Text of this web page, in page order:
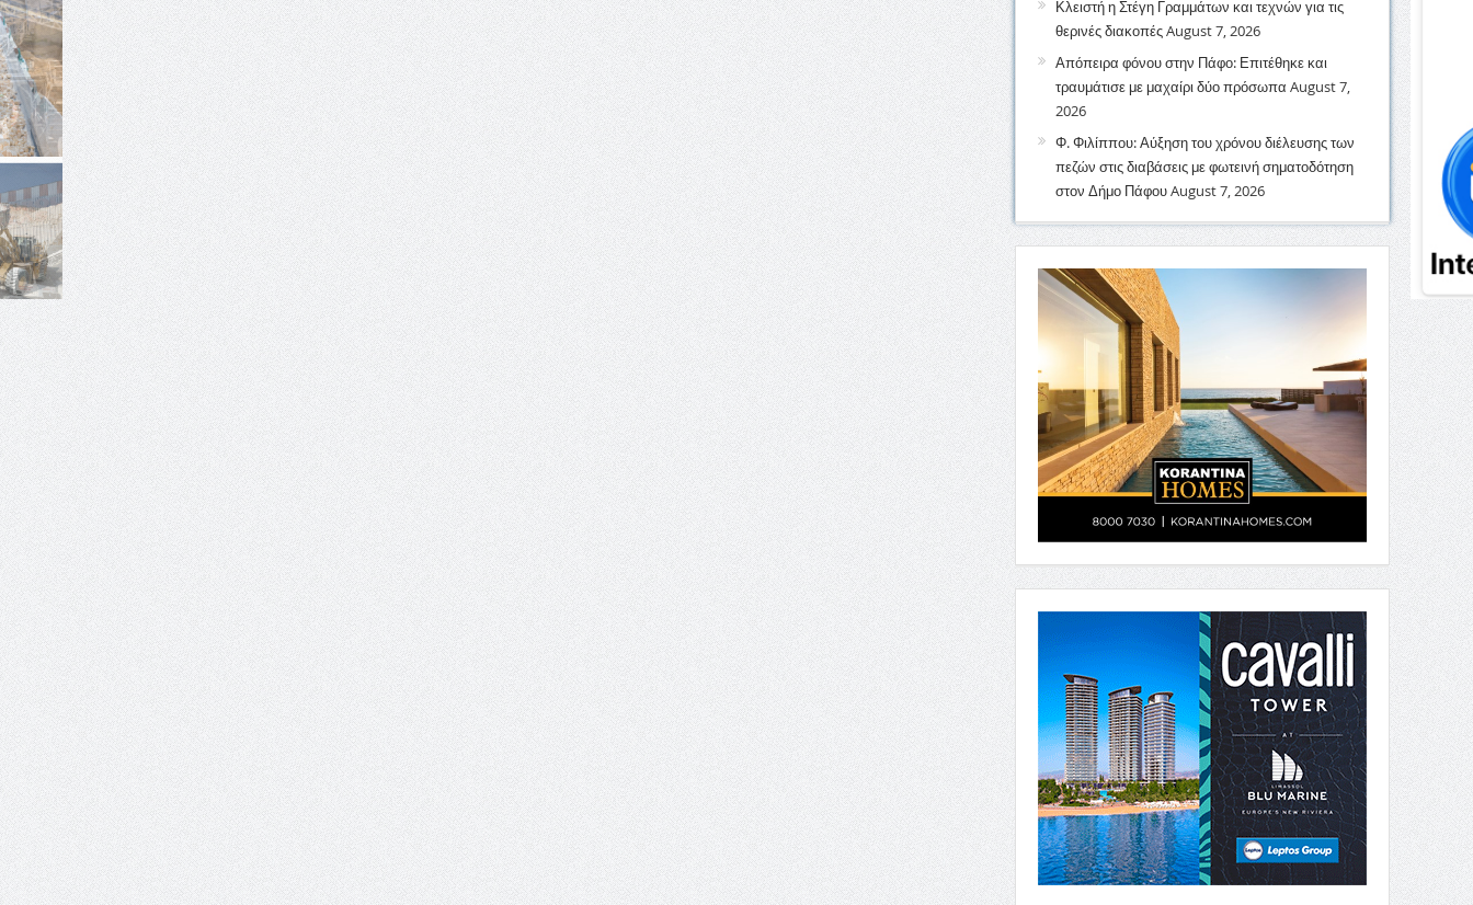
Κλειστή η Στέγη Γραμμάτων και τεχνών για τις
θερινές διακοπέςAugust 7, 2026
Απόπειρα φόνου στην Πάφο: Επιτέθηκε και
τραυμάτισε με μαχαίρι δύο πρόσωπα August 7,
2026
Φ. Φιλίππου: Αύξηση του χρόνου διέλευσης των
πεζών στις διαβάσεις με φωτεινή σηματοδότηση
στον Δήμο ΠάφουAugust 7, 2026